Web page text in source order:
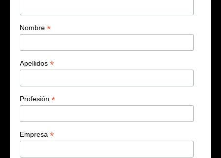
Nombre *
Apellidos *
Profesión *
Empresa *